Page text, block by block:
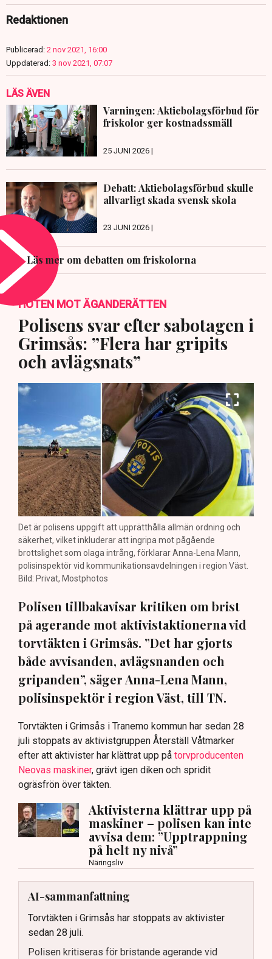
Redaktionen
Publicerad: 2 nov 2021, 16:00
Uppdaterad: 3 nov 2021, 07:07
LÄS ÄVEN
Varningen: Aktiebolagsförbud för
friskolor ger kostnadssmäll
25 JUNI 2026 |
Debatt: Aktiebolagsförbud skulle
allvarligt skada svensk skola
23 JUNI 2026 |
Läs mer om debatten om friskolorna
HOTEN MOT ÄGANDERÄTTEN
Polisens svar efter sabotagen i
Grimsås: ”Flera har gripits
och avlägsnats”
Det är polisens uppgift att upprätthålla allmän ordning och
säkerhet, vilket inkluderar att ingripa mot pågående
brottslighet som olaga intrång, förklarar Anna-Lena Mann,
polisinspektör vid kommunikationsavdelningen i region Väst.
Bild: Privat, Mostphotos
Polisen tillbakavisar kritiken om brist
på agerande mot aktivistaktionerna vid
torvtäkten i Grimsås. ”Det har gjorts
både avvisanden, avlägsnanden och
gripanden”, säger Anna-Lena Mann,
polisinspektör i region Väst, till TN.
Torvtäkten i Grimsås i Tranemo kommun har sedan 28
juli stoppats av aktivistgruppen Återställ Våtmarker
efter att aktivister har klättrat upp på torvproducenten
Neovas maskiner, grävt igen diken och spridit
ogräsfrön över täkten.
Aktivisterna klättrar upp på
maskiner – polisen kan inte
avvisa dem: ”Upptrappning
på helt ny nivå”
Näringsliv
AI-sammanfattning
Torvtäkten i Grimsås har stoppats av aktivister
sedan 28 juli.
Polisen kritiseras för bristande agerande vid